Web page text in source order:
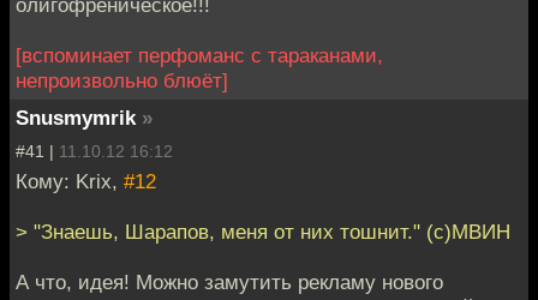
[вспоминает перфоманс с тараканами,
непроизвольно блюёт]
Snusmymrik »
#41 | 11.10.12 16:12
Кому: Krix, #12
> "Знаешь, Шарапов, меня от них тошнит." (с)МВИН
А что, идея! Можно замутить рекламу нового